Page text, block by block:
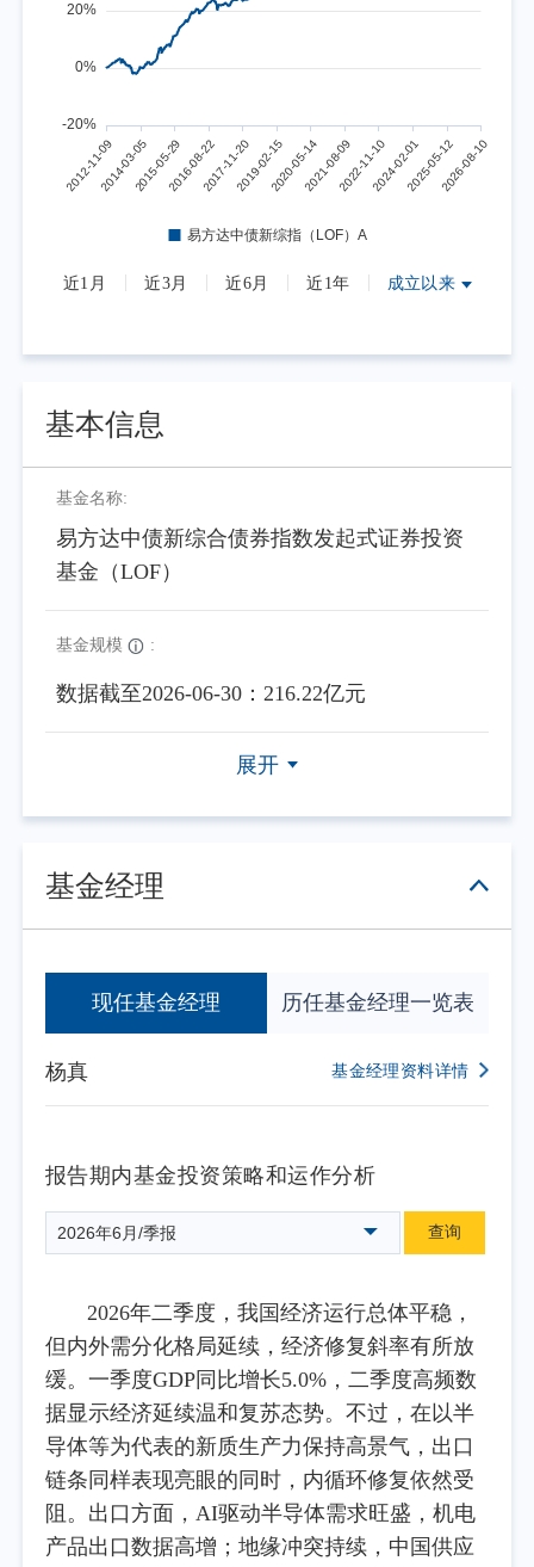
近1月 近3月 近6月 近1年 成立以来
基本信息
基金名称:
易方达中债新综合债券指数发起式证券投资
基金（LOF）
基金规模 :
数据截至2026-06-30：216.22亿元
展开
基金经理
现任基金经理 历任基金经理一览表
杨真 基金经理资料详情
报告期内基金投资策略和运作分析
2026年6月/季报 查询
2026年二季度，我国经济运行总体平稳，
但内外需分化格局延续，经济修复斜率有所放
缓。一季度GDP同比增长5.0%，二季度高频数
据显示经济延续温和复苏态势。不过，在以半
导体等为代表的新质生产力保持高景气，出口
链条同样表现亮眼的同时，内循环修复依然受
阻。出口方面，AI驱动半导体需求旺盛，机电
产品出口数据高增；地缘冲突持续，中国供应